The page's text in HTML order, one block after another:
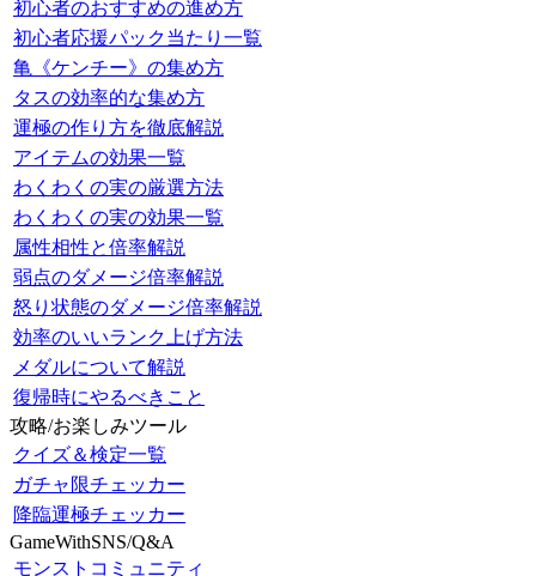
初心者のおすすめの進め方
初心者応援パック当たり一覧
亀《ケンチー》の集め方
タスの効率的な集め方
運極の作り方を徹底解説
アイテムの効果一覧
わくわくの実の厳選方法
わくわくの実の効果一覧
属性相性と倍率解説
弱点のダメージ倍率解説
怒り状態のダメージ倍率解説
効率のいいランク上げ方法
メダルについて解説
復帰時にやるべきこと
攻略/お楽しみツール
クイズ＆検定一覧
ガチャ限チェッカー
降臨運極チェッカー
GameWithSNS/Q&A
モンストコミュニティ